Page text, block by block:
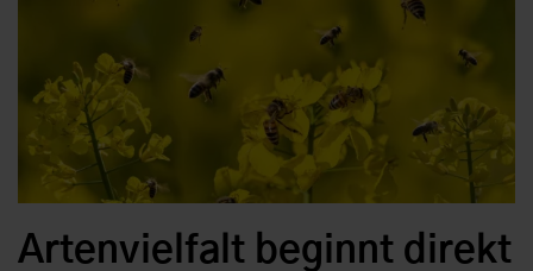
Artenvielfalt beginnt direkt